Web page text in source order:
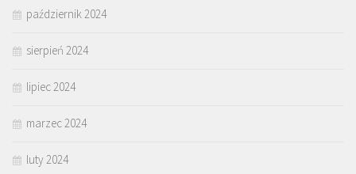
październik 2024
sierpień 2024
lipiec 2024
marzec 2024
luty 2024